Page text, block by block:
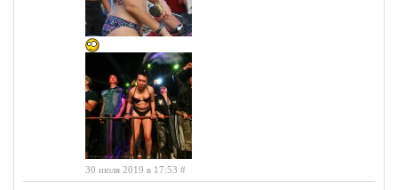
30 июля 2019 в 17:53 #